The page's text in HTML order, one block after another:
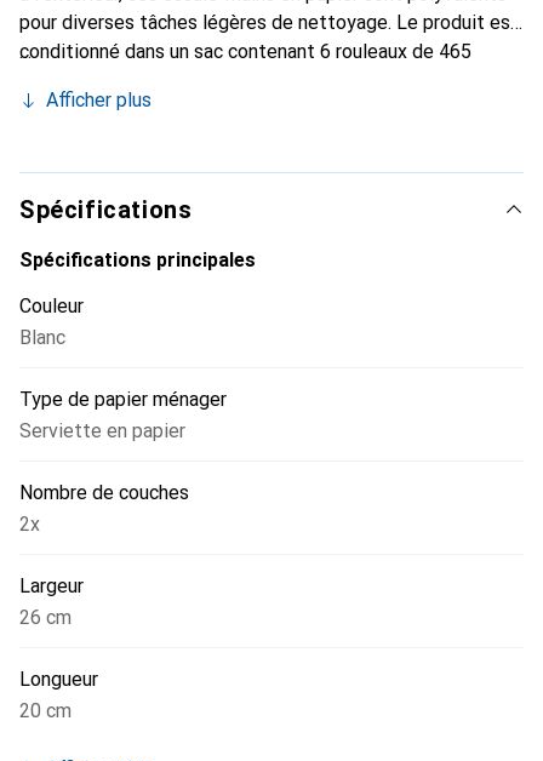
pour diverses tâches légères de nettoyage. Le produit est
conditionné dans un sac contenant 6 rouleaux de 465
Afficher plus
Spécifications
Spécifications principales
Couleur
Blanc
Type de papier ménager
Serviette en papier
Nombre de couches
2x
Largeur
26 cm
Longueur
20 cm